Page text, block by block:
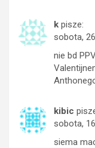
k pisze:
sobota,
nie bd
kibic
sobota,
siema